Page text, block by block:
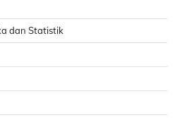
dan Statistik